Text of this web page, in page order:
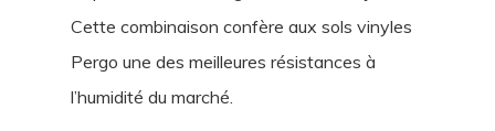
Cette combinaison confère aux sols vinyles
Pergo une des meilleures résistances à
l’humidité du marché.